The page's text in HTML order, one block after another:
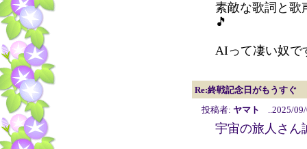
素敵な歌詞と歌
🎵
AIって凄い奴で
Re:終戦記念日がもうすぐ
投稿者: ヤマト ..2025/09/
宇宙の旅人さん